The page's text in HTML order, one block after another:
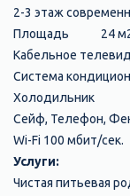
2-3 этаж
Площадь 24 м2
Кабельное
Система
Холодильник
Сейф, Телефон,
Wi-Fi 100 мбит/сек.
Услуги:
Чистая питьевая